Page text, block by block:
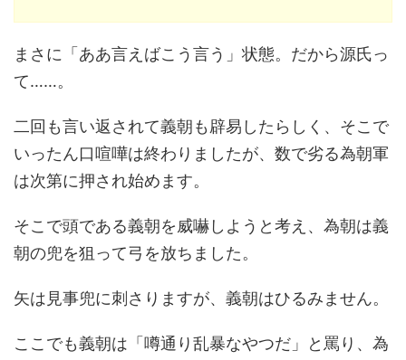
まさに「ああ言えばこう言う」状態。だから源氏っ
て……。
二回も言い返されて義朝も辟易したらしく、そこで
いったん口喧嘩は終わりましたが、数で劣る為朝軍
は次第に押され始めます。
そこで頭である義朝を威嚇しようと考え、為朝は義
朝の兜を狙って弓を放ちました。
矢は見事兜に刺さりますが、義朝はひるみません。
ここでも義朝は「噂通り乱暴なやつだ」と罵り、為